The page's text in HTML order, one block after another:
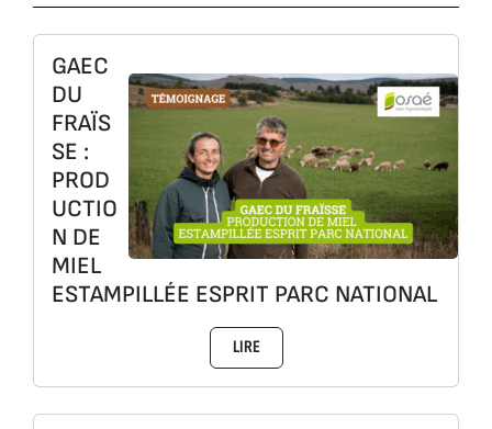
GAEC
DU
FRAÏS
SE :
PROD
UCTIO
N DE
MIEL
ESTAMPILLÉE ESPRIT PARC NATIONAL
LIRE